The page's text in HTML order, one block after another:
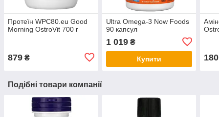
Протеїн WPC80.eu Good
Morning OstroVit 700 г
879 ₴
Ultra Omega-3 Now Foods
90 капсул
1 019₴
Купити 180
Подібні товари компанії